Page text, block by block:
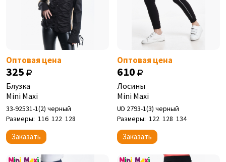
Оптовая цена
325
Блузка
Mini Maxi
33-92531-1(2) черный
Размеры: 116 122 128
Заказать
Оптовая цена
610
Лосины
Mini Maxi
UD 2793-1(3) черный
Размеры: 122 128 134
Заказать